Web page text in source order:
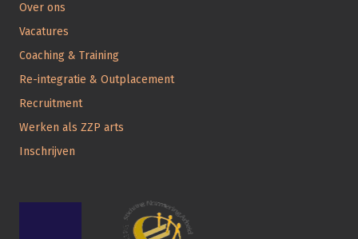
Over ons
Vacatures
Coaching & Training
Re-integratie & Outplacement
Recruitment
Werken als ZZP arts
Inschrijven